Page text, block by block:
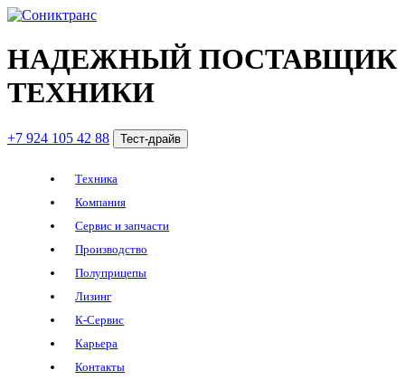
НАДЕЖНЫЙ ПОСТАВЩИК
ТЕХНИКИ
+7 924 105 42 88 Тест-драйв
Техника
Компания
Сервис и запчасти
Производство
Полуприцепы
Лизинг
К-Сервис
Карьера
Контакты